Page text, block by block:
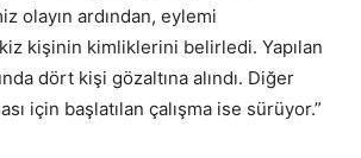
olayın ardından, eylemi
kişinin kimliklerini belirledi. Yapılan
dört kişi gözaltına alındı. Diğer
için başlatılan çalışma ise sürüyor.”